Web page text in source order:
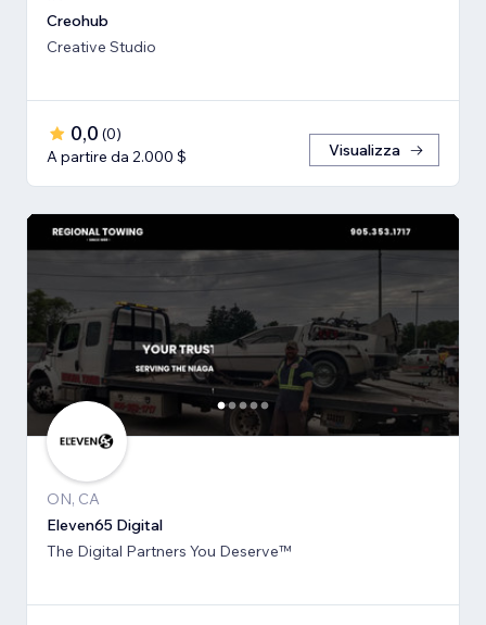
Creohub
Creative Studio
0,0 (0)
A partire da 2.000 $
Visualizza
ON, CA
Eleven65 Digital
The Digital Partners You Deserve™